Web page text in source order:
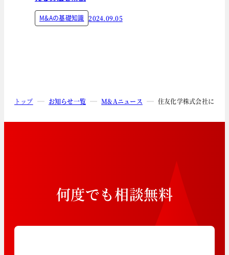
M&Aの基礎知識 2024.09.05
トップ お知らせ一覧 M&Aニュース 住友化学株式会社によ
何度でも相談無料